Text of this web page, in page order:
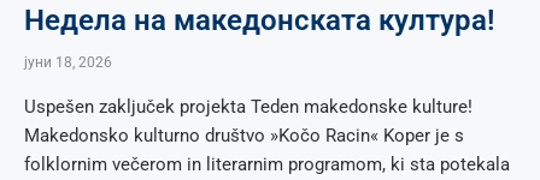
Недела на македонската култура!
јуни 18, 2026
Uspešen zaključek projekta Teden makedonske kulture!
Makedonsko kulturno društvo »Kočo Racin« Koper je s
folklornim večerom in literarnim programom, ki sta potekala